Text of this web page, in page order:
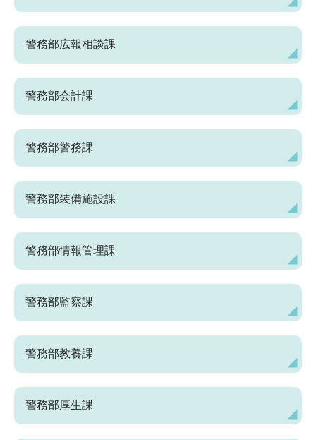
警務部広報相談課
警務部会計課
警務部警務課
警務部装備施設課
警務部情報管理課
警務部監察課
警務部教養課
警務部厚生課